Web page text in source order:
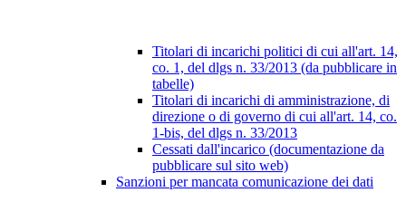
Titolari di incarichi politici di cui all'art. 14,
co. 1, del dlgs n. 33/2013 (da pubblicare in
tabelle)
Titolari di incarichi di amministrazione, di
direzione o di governo di cui all'art. 14, co.
1-bis, del dlgs n. 33/2013
Cessati dall'incarico (documentazione da
pubblicare sul sito web)
Sanzioni per mancata comunicazione dei dati